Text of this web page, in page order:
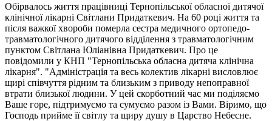
Обірвалось життя працівниці Тернопільської обласної дитячої
клінічної лікарні Світлани Придаткевич. На 60 році життя та
після важкої хвороби померла сестра медичного ортопедо-
травматологічного дитячого відділення з травматологічним
пунктом Світлана Юліанівна Придаткевич. Про це
повідомили у КНП "Тернопільська обласна дитяча клінічна
лікарня". "Адміністрація та весь колектив лікарні висловлює
щирі співчуття рідним та близьким з приводу непоправної
втрати близької людини. У цей скорботний час ми поділяємо
Ваше горе, підтримуємо та сумуємо разом із Вами. Віримо, що
Господь прийме її світлу та щиру душу в Царство Небесне.